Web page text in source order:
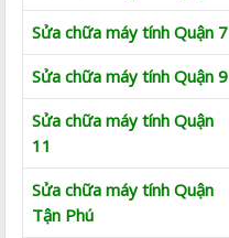
Sửa chữa máy tính Quận 7
Sửa chữa máy tính Quận 9
Sửa chữa máy tính Quận
11
Sửa chữa máy tính Quận
Tận Phú